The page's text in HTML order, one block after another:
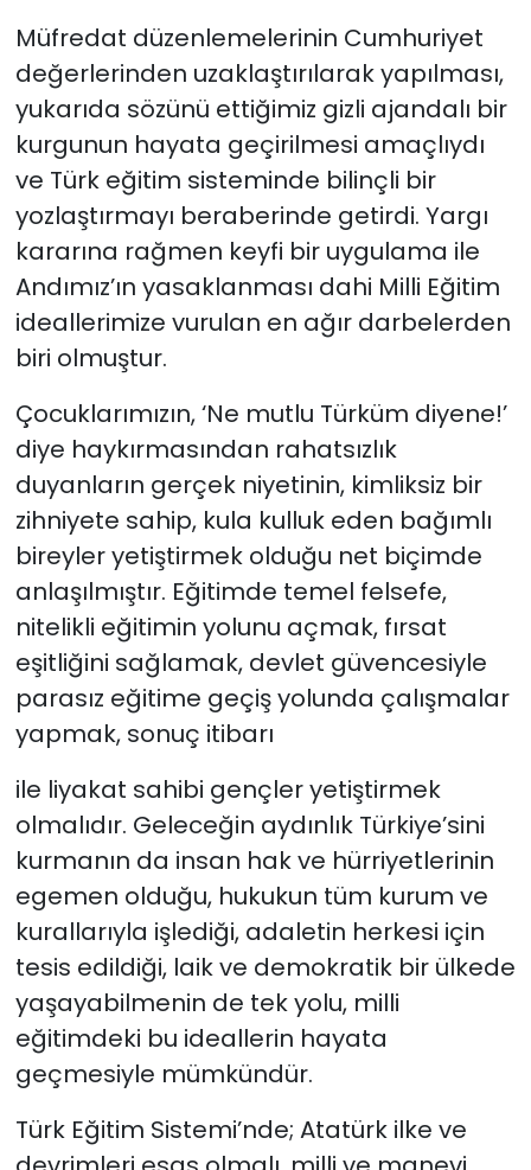
Müfredat düzenlemelerinin Cumhuriyet
değerlerinden uzaklaştırılarak yapılması,
yukarıda sözünü ettiğimiz gizli ajandalı bir
kurgunun hayata geçirilmesi amaçlıydı
ve Türk eğitim sisteminde bilinçli bir
yozlaştırmayı beraberinde getirdi. Yargı
kararına rağmen keyfi bir uygulama ile
Andımız’ın yasaklanması dahi Milli Eğitim
ideallerimize vurulan en ağır darbelerden
biri olmuştur.
Çocuklarımızın, ‘Ne mutlu Türküm diyene!’
diye haykırmasından rahatsızlık
duyanların gerçek niyetinin, kimliksiz bir
zihniyete sahip, kula kulluk eden bağımlı
bireyler yetiştirmek olduğu net biçimde
anlaşılmıştır. Eğitimde temel felsefe,
nitelikli eğitimin yolunu açmak, fırsat
eşitliğini sağlamak, devlet güvencesiyle
parasız eğitime geçiş yolunda çalışmalar
yapmak, sonuç itibarı
ile liyakat sahibi gençler yetiştirmek
olmalıdır. Geleceğin aydınlık Türkiye’sini
kurmanın da insan hak ve hürriyetlerinin
egemen olduğu, hukukun tüm kurum ve
kurallarıyla işlediği, adaletin herkesi için
tesis edildiği, laik ve demokratik bir ülkede
yaşayabilmenin de tek yolu, milli
eğitimdeki bu ideallerin hayata
geçmesiyle mümkündür.
Türk Eğitim Sistemi’nde; Atatürk ilke ve